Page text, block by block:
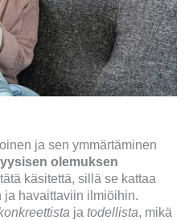
ja sen ymmärtäminen
olemuksen
käsitettä, sillä se kattaa
havaittaviin ilmiöihin.
ja todellista, mikä